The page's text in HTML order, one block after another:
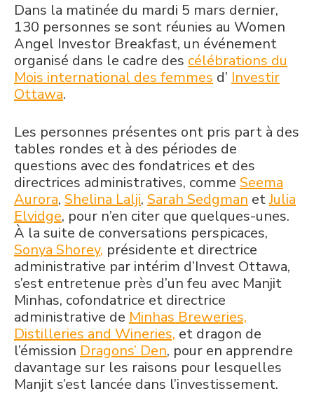
Dans la matinée du mardi 5 mars dernier,
130 personnes se sont réunies au Women
Angel Investor Breakfast, un événement
organisé dans le cadre des célébrations du
Mois international des femmes d’ Investir
Ottawa.
Les personnes présentes ont pris part à des
tables rondes et à des périodes de
questions avec des fondatrices et des
directrices administratives, comme Seema
Aurora, Shelina Lalji, Sarah Sedgman etJulia
Elvidge, pour n’en citer que quelques-unes.
À la suite de conversations perspicaces,
Sonya Shorey, présidente et directrice
administrative par intérim d’Invest Ottawa,
s’est entretenue près d’un feu avec Manjit
Minhas, cofondatrice et directrice
administrative de Minhas Breweries,
Distilleries and Wineries, et dragon de
l’émission Dragons’ Den, pour en apprendre
davantage sur les raisons pour lesquelles
Manjit s’est lancée dans l’investissement.